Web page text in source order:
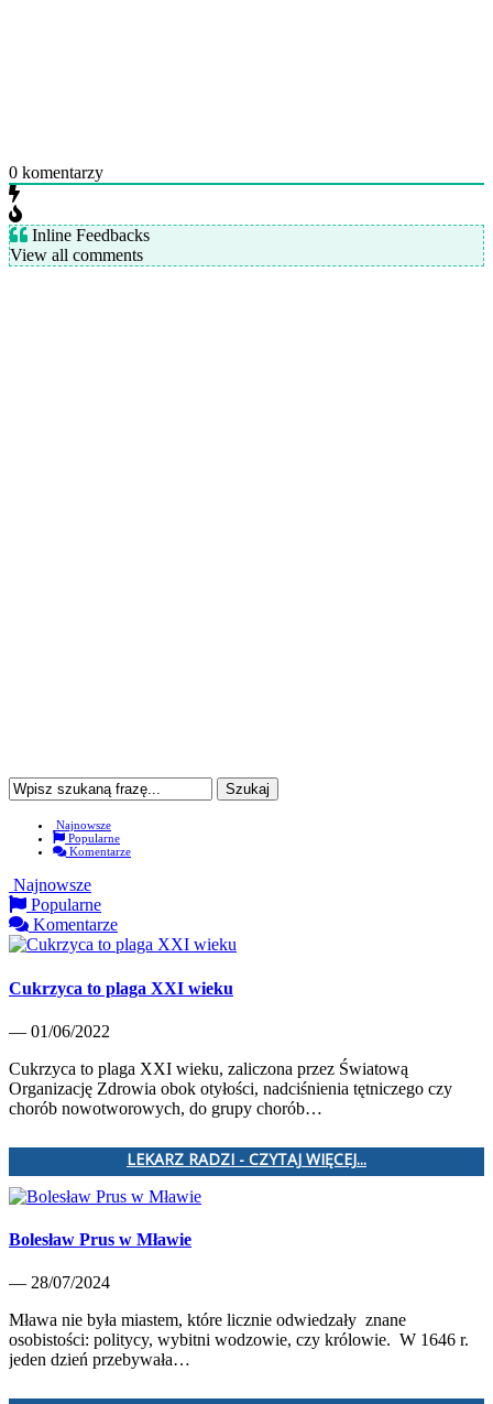
0 komentarzy
Inline Feedbacks
View all comments
Najnowsze
Popularne
Komentarze
Najnowsze
Popularne
Komentarze
Cukrzyca to plaga XXI wieku
— 01/06/2022
Cukrzyca to plaga XXI wieku, zaliczona przez Światową
Organizację Zdrowia obok otyłości, nadciśnienia tętniczego czy
chorób nowotworowych, do grupy chorób…
LEKARZ RADZI - CZYTAJ WIĘCEJ...
Bolesław Prus w Mławie
— 28/07/2024
Mława nie była miastem, które licznie odwiedzały znane
osobistości: politycy, wybitni wodzowie, czy królowie. W 1646 r.
jeden dzień przebywała…